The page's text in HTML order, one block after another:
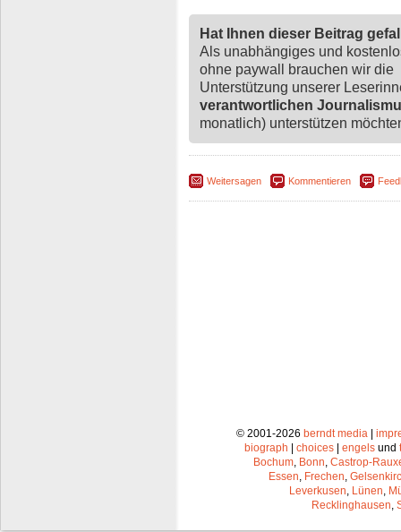
Hat Ihnen dieser Beitrag
Als unabhängiges und
ohne paywall brauchen wir die
Unterstützung unserer
verantwortlichen
monatlich) unterstützen
Weitersagen Kommentieren
© 2001-2026 berndt media|
biograph
choices engels und
Bochum, Bonn, Castrop-
Essen, Frechen,
Leverkusen, Lünen,
Recklinghausen,